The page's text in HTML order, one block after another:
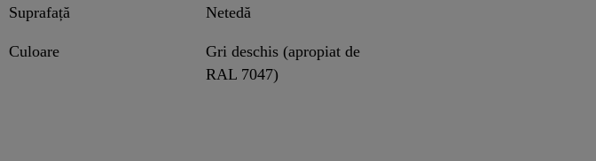
Suprafață Netedă
Culoare
Gri deschis (apropiat de
RAL 7047)